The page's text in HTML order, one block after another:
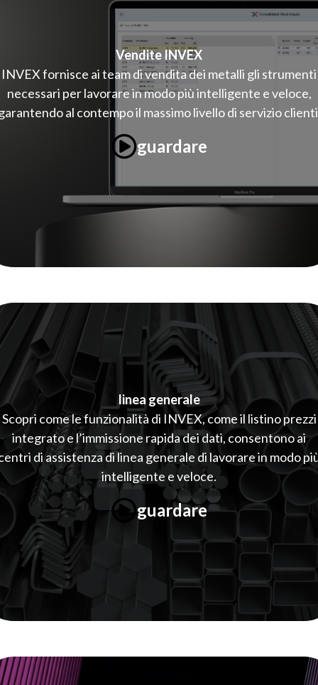
Vendite INVEX
INVEX fornisce ai team di vendita dei metalli gli strumenti
necessari per lavorare in modo più intelligente e veloce,
al contempo il massimo livello di servizio
guardare
linea generale
Scopri come le funzionalità di INVEX, come il listino prezzi
integrato e l’immissione rapida dei dati, consentono ai
di assistenza di linea generale di lavorare in modo
intelligente e veloce.
guardare